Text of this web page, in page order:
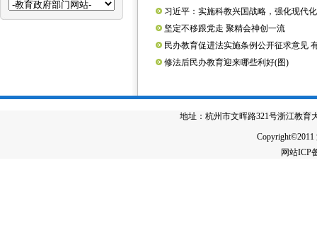
习近平：实施科教兴国战略，强化现代
设人才支撑
坚定不移跟党走 聚精会神创一流
民办教育促进法实施条例公开征求意见
大看点
修法后民办教育迎来哪些利好(图)
地址：杭州市文晖路321号浙江教育
Copyright©2011
网站ICP